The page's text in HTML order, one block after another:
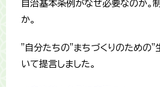
自治基本条例がなぜ必要なのか。
か。
"自分たちの"まちづくりのための"
いて提言しました。